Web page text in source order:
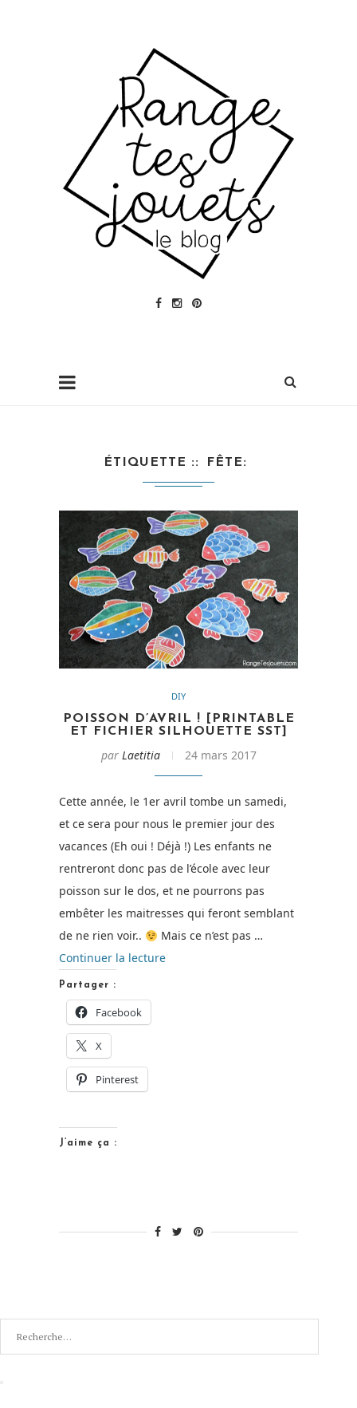
ÉTIQUETTE : FÊTE
DIY
POISSON D’AVRIL ! [PRINTABLE
ET FICHIER SILHOUETTE SST]
par Laetitia 24 mars 2017
Cette année, le 1er avril tombe un samedi,
et ce sera pour nous le premier jour des
vacances (Eh oui ! Déjà !) Les enfants ne
rentreront donc pas de l’école avec leur
poisson sur le dos, et ne pourrons pas
embêter les maitresses qui feront semblant
de ne rien voir..
Mais ce n’est pas …
Continuer la lecturede
Partager :
Facebook
X
Pinterest
J’aime ça :
pour
: